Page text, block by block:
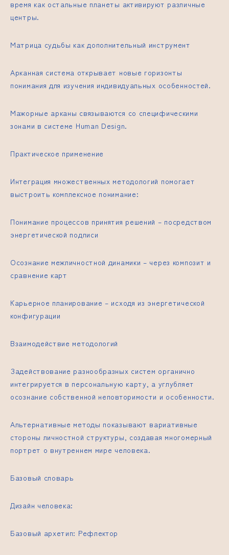
время как остальные планеты активируют различные
центры.
Матрица судьбы как дополнительный инструмент
Арканная система открывает новые горизонты
понимания для изучения индивидуальных особенностей.
Мажорные арканы связываются со специфическими
зонами в системе Human Design.
Практическое применение
Интеграция множественных методологий помогает
выстроить комплексное понимание:
Понимание процессов принятия решений – посредством
энергетической подписи
Осознание межличностной динамики – через композит и
сравнение карт
Карьерное планирование – исходя из энергетической
конфигурации
Взаимодействие методологий
Задействование разнообразных систем органично
интегрируется в персональную карту, а углубляет
осознание собственной неповторимости и особенности.
Альтернативные методы показывают вариативные
стороны личностной структуры, создавая многомерный
портрет о внутреннем мире человека.
Базовый словарь
Дизайн человека:
Базовый архетип: Рефлектор